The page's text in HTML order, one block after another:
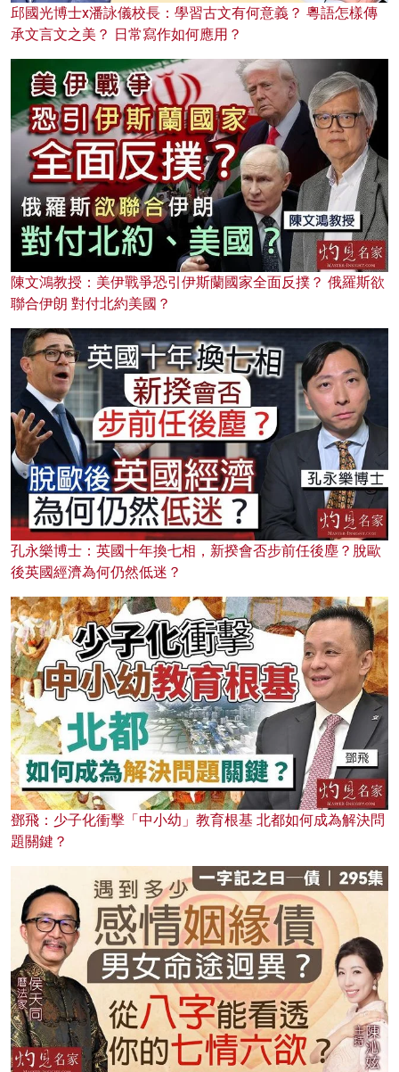
邱國光博士x潘詠儀校長：學習古文有何意義？ 粵語怎樣傳
承文言文之美？ 日常寫作如何應用？
陳文鴻教授：美伊戰爭恐引伊斯蘭國家全面反撲？ 俄羅斯欲
聯合伊朗 對付北約美國？
孔永樂博士：英國十年換七相，新揆會否步前任後塵？脫歐
後英國經濟為何仍然低迷？
鄧飛：少子化衝擊「中小幼」教育根基 北都如何成為解決問
題關鍵？